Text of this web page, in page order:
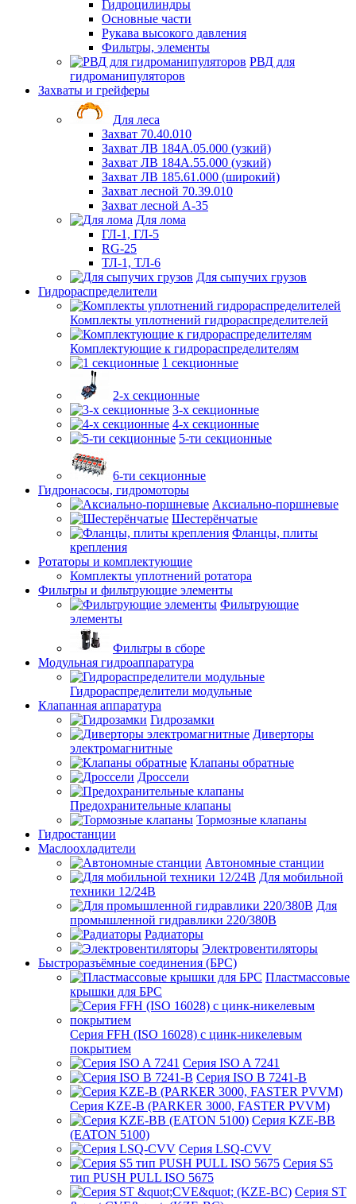
Гидроцилиндры
Основные части
Рукава высокого давления
Фильтры, элементы
РВД для
гидроманипуляторов
Захваты и грейферы
Для леса
Захват 70.40.010
Захват ЛВ 184А.05.000 (узкий)
Захват ЛВ 184А.55.000 (узкий)
Захват ЛВ 185.61.000 (широкий)
Захват лесной 70.39.010
Захват лесной А-35
Для лома
ГЛ-1, ГЛ-5
RG-25
ТЛ-1, ТЛ-6
Для сыпучих грузов
Гидрораспределители
Комплекты уплотнений гидрораспределителей
Комплектующие к гидрораспределителям
1 секционные
2-х секционные
3-х секционные
4-х секционные
5-ти секционные
6-ти секционные
Гидронасосы, гидромоторы
Аксиально-поршневые
Шестерёнчатые
Фланцы, плиты
крепления
Ротаторы и комплектующие
Комплекты уплотнений ротатора
Фильтры и фильтрующие элементы
Фильтрующие
элементы
Фильтры в сборе
Модульная гидроаппаратура
Гидрораспределители модульные
Клапанная аппаратура
Гидрозамки
Диверторы
электромагнитные
Клапаны обратные
Дроссели
Предохранительные клапаны
Тормозные клапаны
Гидростанции
Маслоохладители
Автономные станции
Для мобильной
техники 12/24В
Для
промышленной гидравлики 220/380В
Радиаторы
Электровентиляторы
Быстроразъёмные соединения (БРС)
Пластмассовые
крышки для БРС
Серия FFH (ISO 16028) с цинк-никелевым
покрытием
Серия ISO A 7241
Серия ISO B 7241-B
Серия KZE-B (PARKER 3000, FASTER PVVM)
Серия KZE-BB
(EATON 5100)
Серия LSQ-CVV
Серия S5
тип PUSH PULL ISO 5675
Серия ST